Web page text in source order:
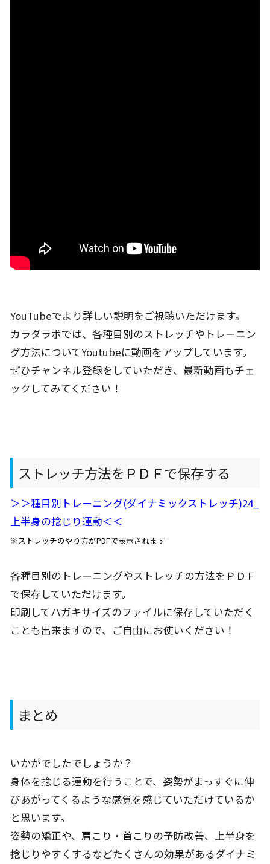
YouTubeでより詳しい説明をご視聴いただけます。
カラダラボでは、各種目別のストレッチやトレーニン
グ方法についてYoutubeに動画をアップしています。
ぜひチャンネル登録をしていただき、最新動画もチェ
ックしてみてください！
ストレッチ方法をＰＤＦで保存する
＞＞種目別トレーニング(ダイナミックストレッチ)24_
上半身の捻じり運動＜＜
※ストレッチのやり方がPDFで表示されます
各種目別のトレーニングやストレッチの方法をＰＤＦ
で保存していただけます。
印刷してハガキサイズのファイルに保存していただく
ことも出来ますので、ご自由にお使いください！
まとめ
いかがでしたでしょうか？
身体を捻じる運動を行うことで、姿勢がまっすぐに伸
びあがってくるような感覚を感じていただけているか
と思います。
姿勢の矯正や、肩こり・首こりの予防改善、上半身を
捻じりやすくするなどたくさんの効果があるダイナミ